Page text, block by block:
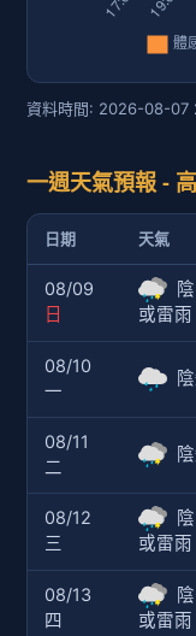
資料時間: 2026-08-07
一週天氣預報 -
日期 天氣
08/09
日
或雷雨
08/10
一
08/11
二
08/12
三
或雷雨
08/13
四
或雷雨